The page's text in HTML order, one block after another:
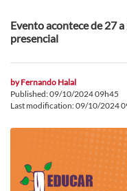
Evento acontece de 27
presencial
byFernando Halal
Published: 09/10/2024 09h45
Last modification: 09/10/2024